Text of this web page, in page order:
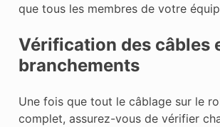
que tous les membres de votre
Vérification des câbles
branchements
Une fois que tout le câblage sur le
complet, assurez-vous de vérifier